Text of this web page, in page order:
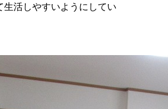
生活しやすいようにしてい